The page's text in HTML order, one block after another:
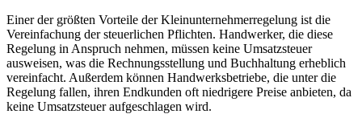
Einer der größten Vorteile der Kleinunternehmerregelung ist die
Vereinfachung der steuerlichen Pflichten. Handwerker, die diese
Regelung in Anspruch nehmen, müssen keine Umsatzsteuer
ausweisen, was die Rechnungsstellung und Buchhaltung erheblich
vereinfacht. Außerdem können Handwerksbetriebe, die unter die
Regelung fallen, ihren Endkunden oft niedrigere Preise anbieten, da
keine Umsatzsteuer aufgeschlagen wird.